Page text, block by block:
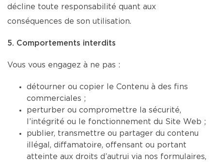
décline toute responsabilité quant aux
conséquences de son utilisation.
5. Comportements interdits
Vous vous engagez à ne pas :
détourner ou copier le Contenu à des fins
commerciales ;
perturber ou compromettre la sécurité,
l’intégrité ou le fonctionnement du Site Web ;
publier, transmettre ou partager du contenu
illégal, diffamatoire, offensant ou portant
atteinte aux droits d’autrui via nos formulaires,